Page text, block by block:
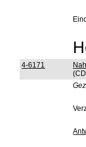
4-6171